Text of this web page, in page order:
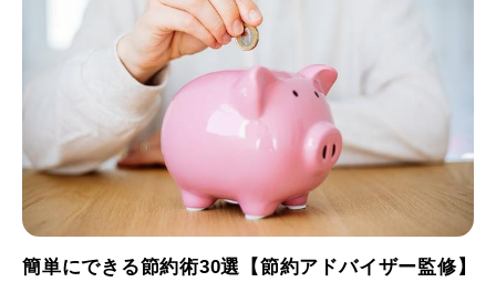
簡単にできる節約術30選【節約アドバイザー監修】